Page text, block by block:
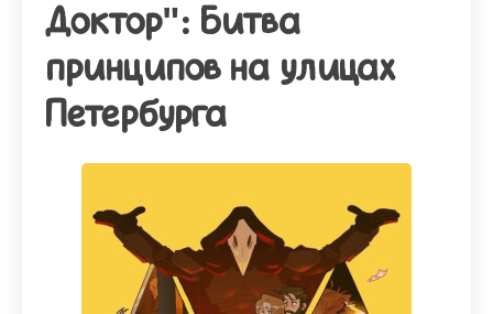
Доктор": Битва
принципов на улицах
Петербурга